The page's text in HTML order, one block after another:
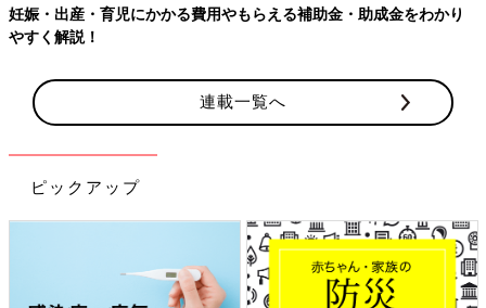
妊娠・出産・育児にかかる費用やもらえる補助金・助成金をわかり
やすく解説！
連載一覧へ
ピックアップ